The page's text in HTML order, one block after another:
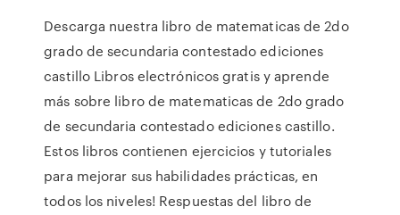
Descarga nuestra libro de matematicas de 2do
grado de secundaria contestado ediciones
castillo Libros electrónicos gratis y aprende
más sobre libro de matematicas de 2do grado
de secundaria contestado ediciones castillo.
Estos libros contienen ejercicios y tutoriales
para mejorar sus habilidades prácticas, en
todos los niveles! Respuestas del libro de